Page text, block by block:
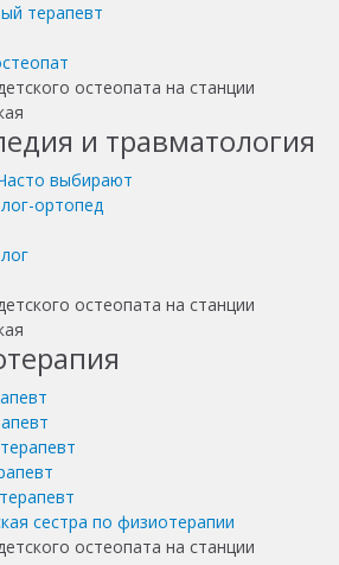
терапевт
и травматология
выбирают
ортопед
сестра по физиотерапии